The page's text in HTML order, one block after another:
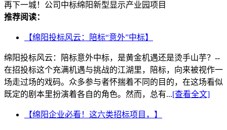
再下一城！公司中标绵阳新型显示产业园项目
推荐阅读：
【绵阳投标风云：陪标“意外”中标】
绵阳投标风云：陪标意外中标，是黄金机遇还是烫手山芋？--
在招投标这个充满机遇与挑战的江湖里，陪标，向来被视作一
场走过场的戏码。众多参与者怀揣着不同的目的，在这场看似
既定的剧本里扮演着各自的角色。然而，总有...[查看全文]
【绵阳企业必看！这六类招标项目，】